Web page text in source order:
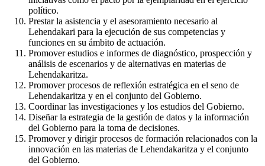
político.
Prestar la asistencia y el asesoramiento necesario al
Lehendakari para la ejecución de sus competencias y
funciones en su ámbito de actuación.
Promover estudios e informes de diagnóstico, prospección y
análisis de escenarios y de alternativas en materias de
Lehendakaritza.
Promover procesos de reflexión estratégica en el seno de
Lehendakaritza y en el conjunto del Gobierno.
Coordinar las investigaciones y los estudios del Gobierno.
Diseñar la estrategia de la gestión de datos y la información
del Gobierno para la toma de decisiones.
Promover y dirigir procesos de formación relacionados con la
innovación en las materias de Lehendakaritza y el conjunto
del Gobierno.